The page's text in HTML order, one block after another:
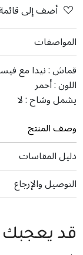
أضف إلى
المواصفات
قماش :نیدا مع
اللون :أحمر
يشمل وشاح :لا
وصف المنتج
دليل المقاسات
التوصيل والإرجاع
قد يعجبك